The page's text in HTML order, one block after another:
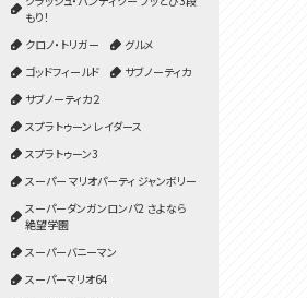
もり！
クロノ・トリガー
グルメ
ゴッドフィールド
サブノーティカ
サブノーティカ２
スプラトゥーン レイダース
スプラトゥーン3
スーパー マリオパーティ ジャンボリー
スーパーダンガンロンパ2 さよなら
絶望学園
スーパーバニーマン
スーパーマリオ64